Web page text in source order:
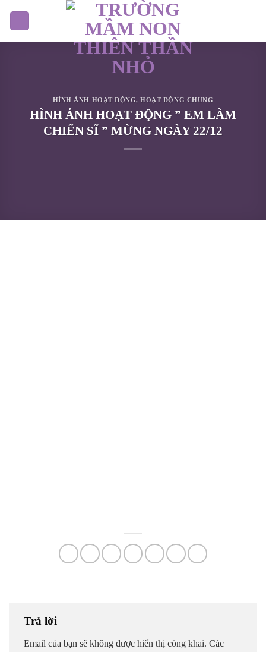
HÌNH ẢNH HOẠT ĐỘNG,HOẠT ĐỘNG CHUNG
HÌNH ẢNH HOẠT ĐỘNG ” EM LÀM
CHIẾN SĨ ” MỪNG NGÀY 22/12
Trả lời
Email của bạn sẽ không được hiển thị công khai. Các